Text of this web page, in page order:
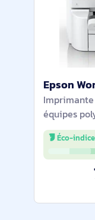
équipes
de
en 5,5 s
Éco-indice